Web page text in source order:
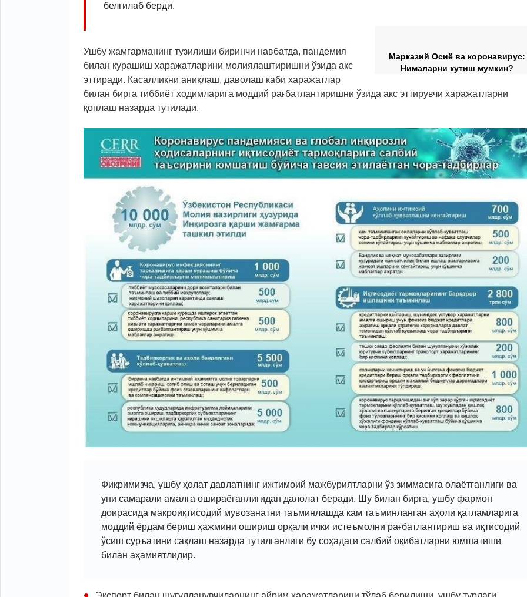
белгилаб берди.
Марказий Осиё ва коронавирус:
Нималарни кутиш мумкин?
Ушбу жамғарманинг тузилиши биринчи навбатда, пандемия
билан курашиш харажатларини молиялаштиришни ўзида акс
эттиради. Касалликни аниқлаш, даволаш каби харажатлар
билан бирга тиббиёт ходимларига моддий рағбатлантиришни ўзида акс эттирувчи харажатларни
қоплаш назарда тутилади.
Фикримизча, ушбу ҳолат давлатнинг ижтимоий мажбуриятларни ўз зиммасига олаётганлиги ва
уни самарали амалга ошираёганлигидан далолат беради. Шу билан бирга, ушбу фармон
доирасида макроиқтисодий мувозанатни таъминлашда кам таъминланган аҳоли қатламларига
моддий ёрдам бериш ҳажмини ошириш орқали ички истеъмолни рағбатлантириш ва иқтисодий
ўсиш суръатини сақлаш назарда тутилганлиги бу соҳадаги салбий оқибатларни юмшатиши
билан аҳамиятлидир.